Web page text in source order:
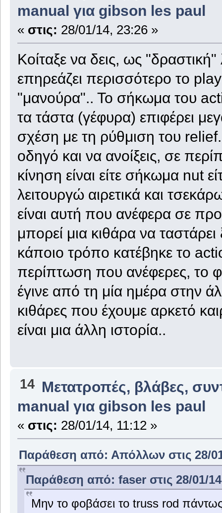
manual για gibson les paul
« στις: 28/01/14, 23:26 »
Κοίταξε να δεις, ως
επηρεάζει περισσότερο το
"μανούρα".. Το σήκωμα του
τα τάστα (γέφυρα) επιφέρει
σχέση με τη ρύθμιση του
οδηγό και να ανοίξεις, σε
κίνηση είναι είτε σήκωμα nut
λειτουργώ αιρετικά και
είναι αυτή που ανέφερα σε
μπορεί μια κιθάρα να ταστάρει
κάποιο τρόπο κατέβηκε το
περίπτωση που ανέφερες, το
έγινε από τη μία ημέρα στην
κιθάρες που έχουμε αρκετό
είναι μια άλλη ιστορία..
14 Μετατροπές, βλάβες,
manual για gibson les paul
« στις: 28/01/14, 11:12 »
Παράθεση από: Απόλλων στις 28/
Παράθεση από: faser στις 28/01/
Μην το φοβάσει το truss rod